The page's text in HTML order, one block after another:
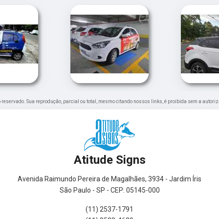
reservado. Sua reprodução, parcial ou total, mesmo citando nossos links, é proibida sem a
Atitude Signs
Avenida Raimundo Pereira de Magalhães, 3934 - Jardim Íris
São Paulo - SP - CEP: 05145-000
(11) 2537-1791